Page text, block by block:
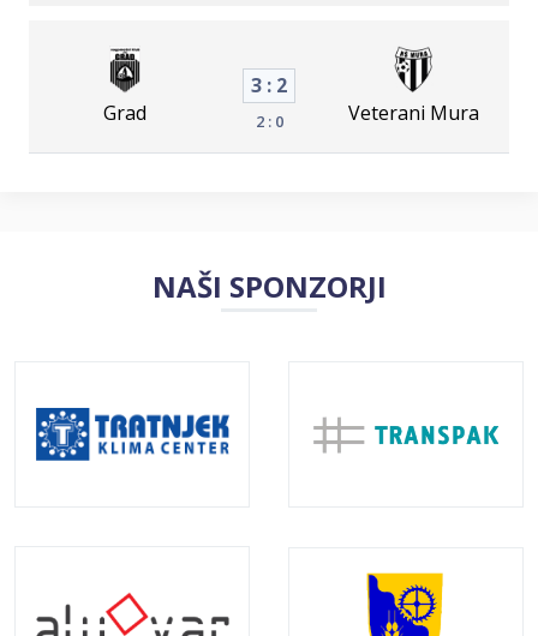
Grad
3 : 2
2 : 0 Veterani Mura
NAŠI SPONZORJI